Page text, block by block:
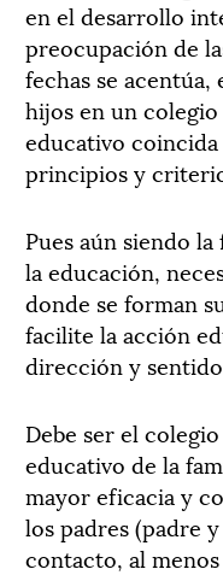
en el desarrollo
preocupación de
fechas se acentúa,
hijos en un
educativo
principios y
Pues aún siendo
la educación,
donde se forman
facilite la acción
dirección y
Debe ser el
educativo de la
mayor eficacia y
los padres (padre
contacto, al